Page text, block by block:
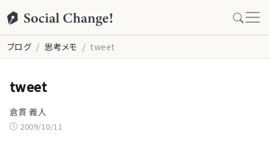
ブログ 思考メモ tweet
tweet
倉貫 義人
2009/10/11